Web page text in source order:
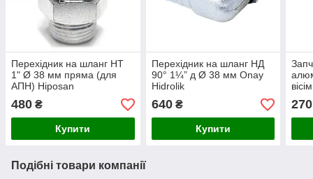
Перехідник на шланг НТ
1" Ø 38 мм пряма (для
АПН) Hiposan
480 ₴
Купити
Перехідник на шланг НД
90° 1¼” д Ø 38 мм Onay
Hidrolik
640₴
Купити
270
Подібні товари компанії